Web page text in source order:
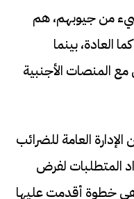
من جيوبهم، هم
العادة، بينما
مع المنصات الأجنبية
العامة للضرائب
المتطلبات لفرض
خطوة أقدمت عليها